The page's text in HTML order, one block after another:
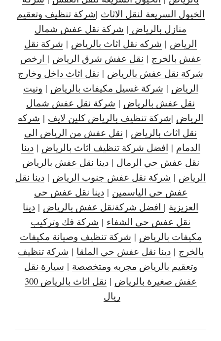
الخيول السريعة لنقل الاثاث |شركة تنظيف وتعقيم
منازل بالرياض | شركة نقل عفش شمال
الرياض | شركه نقل اثاث بالرياض | شركة نقل
عفش بالخرج | نقل عفش شرق الرياض | ارخص
شركة نقل عفش بالرياض | نقل اثاث داخل وخارج
الرياض | شركة غسيل مكيفات بالرياض | ونيت
نقل عفش بالرياض | شركة نقل عفش شمال
الرياض |شركة تنظيف بالرياض كلين لايف | شركه
نقل اثاث بالرياض | نقل عفش من الرياض الى
الدمام | افضل شركة تنظيف اثاث بالرياض |دينا
نقل عفش حي الرمال |دينا نقل عفش بالرياض
الرياض | شركة نقل عفش جنوب الرياض | دينا نقل
عفش حي الياسمين |دينا نقل عفش حي
العزيزية | افضل شركةنقل عفش بالرياض | دينا
نقل عفش حي الشفاء | شركة فك وتركيب
مكيفات بالرياض | شركة تنظيف وصيانة مكيفات
بالخرج |دينا نقل عفش حي الملقا | شركة تنظيف
وتعقيم بالرياض مجربه ومتخصصة | سيارة نقل
عفش صغيرة بالرياض |
نقل اثاث بالرياض 300
ريال